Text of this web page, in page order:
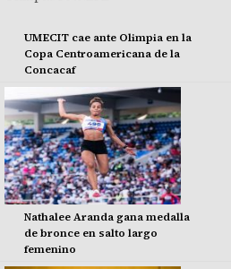
UMECIT cae ante Olimpia en la
Copa Centroamericana de la
Concacaf
Nathalee Aranda gana medalla
de bronce en salto largo
femenino